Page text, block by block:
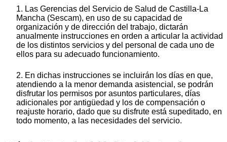
1. Las Gerencias del Servicio de Salud de Castilla-La
Mancha (Sescam), en uso de su capacidad de
organización y de dirección del trabajo, dictarán
anualmente instrucciones en orden a articular la actividad
de los distintos servicios y del personal de cada uno de
ellos para su adecuado funcionamiento.
2. En dichas instrucciones se incluirán los días en que,
atendiendo a la menor demanda asistencial, se podrán
disfrutar los permisos por asuntos particulares, días
adicionales por antigüedad y los de compensación o
reajuste horario, dado que su disfrute está supeditado, en
todo momento, a las necesidades del servicio.